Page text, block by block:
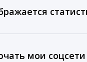
лучшие
При оплате
мои соцсети